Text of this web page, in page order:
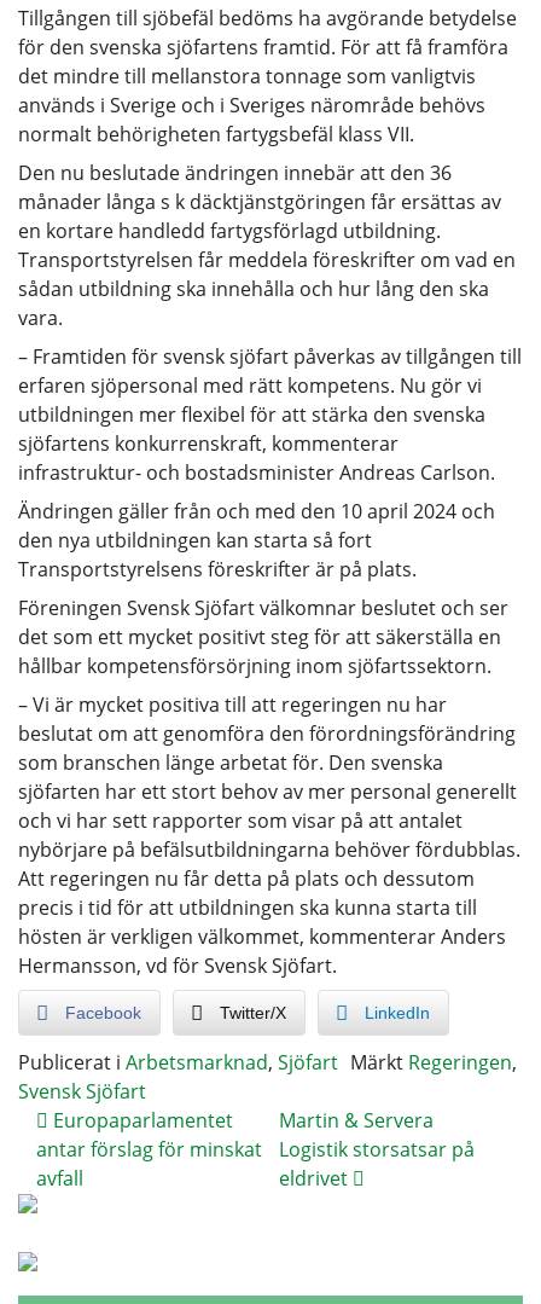
Tillgången till sjöbefäl bedöms ha avgörande betydelse
för den svenska sjöfartens framtid. För att få framföra
det mindre till mellanstora tonnage som vanligtvis
används i Sverige och i Sveriges närområde behövs
normalt behörigheten fartygsbefäl klass VII.
Den nu beslutade ändringen innebär att den 36
månader långa s k däcktjänstgöringen får ersättas av
en kortare handledd fartygsförlagd utbildning.
Transportstyrelsen får meddela föreskrifter om vad en
sådan utbildning ska innehålla och hur lång den ska
vara.
– Framtiden för svensk sjöfart påverkas av tillgången till
erfaren sjöpersonal med rätt kompetens. Nu gör vi
utbildningen mer flexibel för att stärka den svenska
sjöfartens konkurrenskraft, kommenterar
infrastruktur- och bostadsminister Andreas Carlson.
Ändringen gäller från och med den 10 april 2024 och
den nya utbildningen kan starta så fort
Transportstyrelsens föreskrifter är på plats.
Föreningen Svensk Sjöfart välkomnar beslutet och ser
det som ett mycket positivt steg för att säkerställa en
hållbar kompetensförsörjning inom sjöfartssektorn.
– Vi är mycket positiva till att regeringen nu har
beslutat om att genomföra den förordningsförändring
som branschen länge arbetat för. Den svenska
sjöfarten har ett stort behov av mer personal generellt
och vi har sett rapporter som visar på att antalet
nybörjare på befälsutbildningarna behöver fördubblas.
Att regeringen nu får detta på plats och dessutom
precis i tid för att utbildningen ska kunna starta till
hösten är verkligen välkommet, kommenterar Anders
Hermansson, vd för Svensk Sjöfart.
Facebook Twitter/X LinkedIn
Publicerat i Arbetsmarknad, Sjöfart Märkt Regeringen,
Svensk Sjöfart
Europaparlamentet
antar förslag för minskat
avfall
Martin & Servera
Logistik storsatsar på
eldrivet